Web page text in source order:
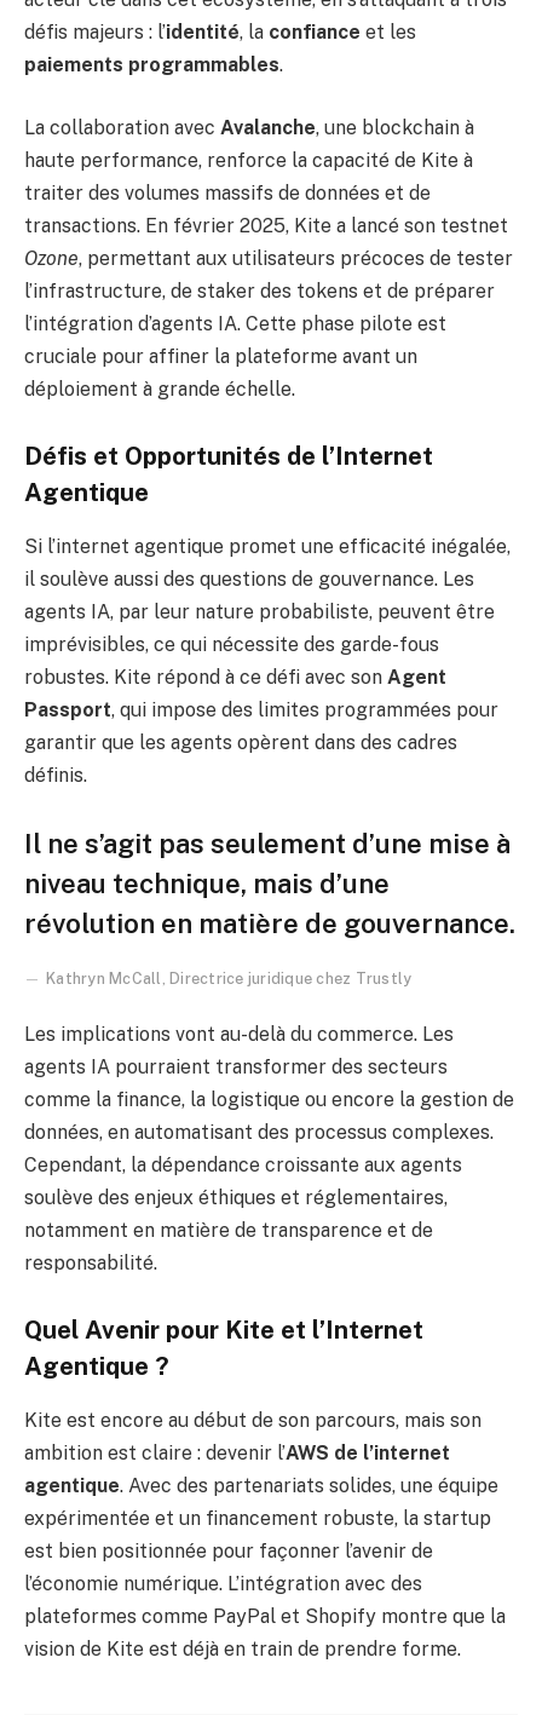
défis majeurs : l’identité, la confiance et les
paiements programmables.
La collaboration avec Avalanche, une blockchain à
haute performance, renforce la capacité de Kite à
traiter des volumes massifs de données et de
transactions. En février 2025, Kite a lancé son testnet
Ozone, permettant aux utilisateurs précoces de tester
l’infrastructure, de staker des tokens et de préparer
l’intégration d’agents IA. Cette phase pilote est
cruciale pour affiner la plateforme avant un
déploiement à grande échelle.
Défis et Opportunités de l’Internet
Agentique
Si l’internet agentique promet une efficacité inégalée,
il soulève aussi des questions de gouvernance. Les
agents IA, par leur nature probabiliste, peuvent être
imprévisibles, ce qui nécessite des garde-fous
robustes. Kite répond à ce défi avec son Agent
Passport, qui impose des limites programmées pour
garantir que les agents opèrent dans des cadres
définis.
Il ne s’agit pas seulement d’une mise à
niveau technique, mais d’une
révolution en matière de gouvernance.
Kathryn McCall, Directrice juridique chez Trustly
Les implications vont au-delà du commerce. Les
agents IA pourraient transformer des secteurs
comme la finance, la logistique ou encore la gestion de
données, en automatisant des processus complexes.
Cependant, la dépendance croissante aux agents
soulève des enjeux éthiques et réglementaires,
notamment en matière de transparence et de
responsabilité.
Quel Avenir pour Kite et l’Internet
Agentique ?
Kite est encore au début de son parcours, mais son
ambition est claire : devenir l’AWS de l’internet
agentique. Avec des partenariats solides, une équipe
expérimentée et un financement robuste, la startup
est bien positionnée pour façonner l’avenir de
l’économie numérique. L’intégration avec des
plateformes comme PayPal et Shopify montre que la
vision de Kite est déjà en train de prendre forme.